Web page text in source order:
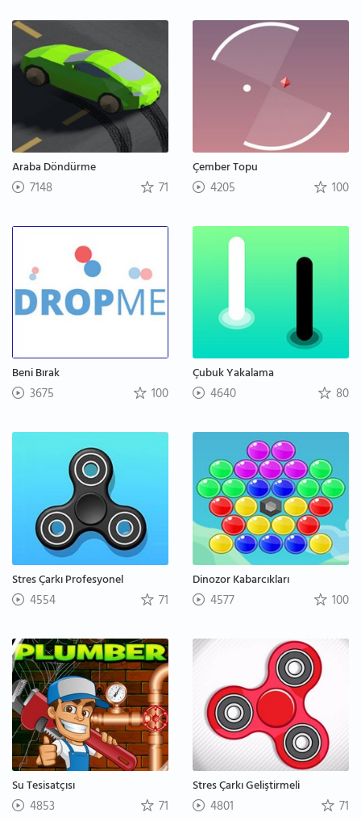
Araba Döndürme
7148 71
Çember Topu
4205 100
Beni Bırak
3675 100
Çubuk Yakalama
4640 80
Stres Çarkı Profesyonel
4554 71
Dinozor Kabarcıkları
4577 100
Su Tesisatçısı
4853 71
Stres Çarkı Geliştirmeli
4801 71